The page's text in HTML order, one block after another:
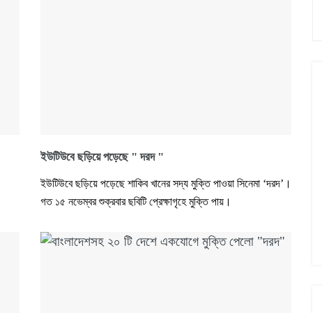
ইউটিউবে ছড়িয়ে পড়েছে " দরদ "
ইউটিউবে ছড়িয়ে পড়েছে শাকিব খানের সদ্য মুক্তি পাওয়া সিনেমা ‘দরদ’।
গত ১৫ নভেম্বর শুক্রবার ছবিটি প্রেক্ষাগৃহে মুক্তি পায়।